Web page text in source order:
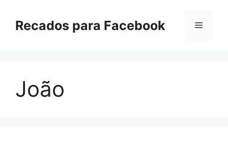
paraRecados para Facebook Menu
João